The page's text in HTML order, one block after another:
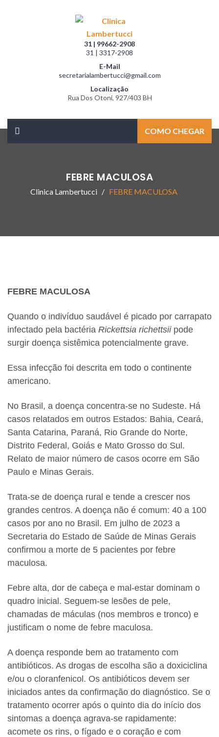
31 | 99662-2908
31 | 3317-2908
E-Mail
secretarialambertucci@gmail.com
Localização
Rua Dos Otoni, 927/403 BH
COMO CHEGAR
FEBRE MACULOSA
Clinica Lambertucci FEBRE MACULOSA
FEBRE MACULOSA
Quando o indivíduo saudável é picado por carrapato
infectado pela bactéria Rickettsia richettsii pode
surgir doença sistêmica potencialmente grave.
Essa infecção foi descrita em todo o continente
americano.
No Brasil, a doença concentra-se no Sudeste. Há
casos relatados em outros Estados: Bahia, Ceará,
Santa Catarina, Paraná, Rio Grande do Norte,
Distrito Federal, Goiás e Mato Grosso do Sul.
Relato de maior número de casos ocorre em São
Paulo e Minas Gerais.
Trata-se de doença rural e tende a crescer nos
grandes centros. A doença não é comum: 40 a 100
casos por ano no Brasil. Em julho de 2023 a
Secretaria do Estado de Saúde de Minas Gerais
confirmou a morte de 5 pacientes por febre
maculosa.
Febre alta, dor de cabeça e mal-estar dominam o
quadro inicial. Seguem-se lesões de pele,
chamadas de máculas (nos membros e tronco) e
justificam o nome de febre maculosa.
A doença responde bem ao tratamento com
antibióticos. As drogas de escolha são a doxiciclina
e/ou o cloranfenicol. Os antibióticos devem ser
iniciados antes da confirmação do diagnóstico. Se o
tratamento ocorrer após o quinto dia do início dos
sintomas a doença agrava-se rapidamente:
acomete os rins, o fígado e o coração e com